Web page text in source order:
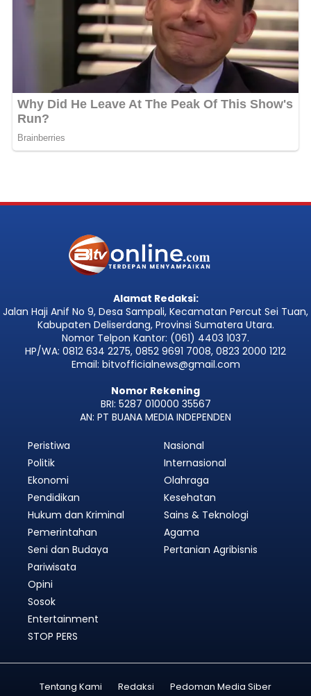
Alamat Redaksi:
Jalan Haji Anif No 9, Desa Sampali, Kecamatan Percut Sei Tuan,
Kabupaten Deliserdang, Provinsi Sumatera Utara.
Nomor Telpon Kantor: (061) 4403 1037.
HP/WA: 0812 634 2275, 0852 9691 7008, 0823 2000 1212
Email: bitvofficialnews@gmail.com
Nomor Rekening
BRI: 5287 010000 35567
AN: PT BUANA MEDIA INDEPENDEN
Peristiwa
Politik
Ekonomi
Pendidikan
Hukum dan Kriminal
Pemerintahan
Nasional
Internasional
Olahraga
Kesehatan
Sains & Teknologi
Agama
Seni dan Budaya
Pariwisata
Opini
Sosok
Entertainment
STOP PERS
Pertanian Agribisnis
Tentang Kami Redaksi Pedoman Media Siber